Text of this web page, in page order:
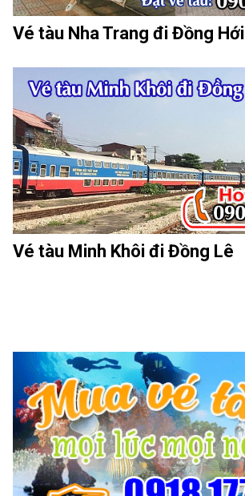
Vé tàu Nha Trang đi Đồng Hới
Vé tàu Minh Khôi đi Đồng Lê